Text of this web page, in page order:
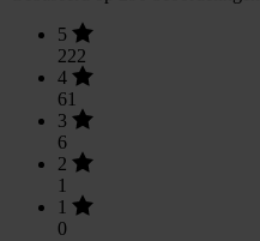
5
222
4
61
3
6
2
1
1
0